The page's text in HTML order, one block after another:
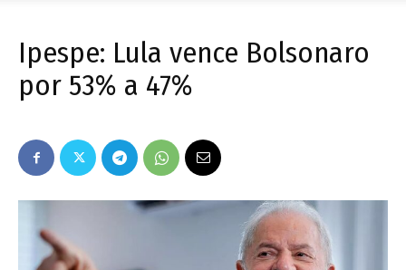
Comunicação
Popular
Ipespe: Lula vence Bolsonaro
por 53% a 47%